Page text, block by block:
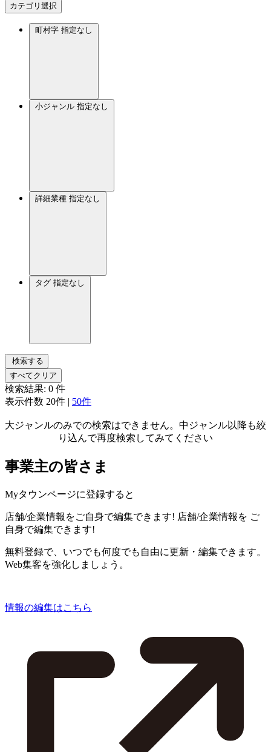
カテゴリ選択
町村字 指定なし
小ジャンル 指定なし
詳細業種 指定なし
タグ 指定なし
検索する
すべてクリア
検索結果: 0 件
表示件数 20件 | 50件
大ジャンルのみでの検索はできません。中ジャンル以降も絞
り込んで再度検索してみてください
事業主の皆さま
Myタウンページに登録すると
店舗/企業情報をご自身で編集できます! 店舗/企業情報を ご
自身で編集できます!
無料登録で、いつでも何度でも自由に更新・編集できます。
Web集客を強化しましょう。
情報の編集はこちら